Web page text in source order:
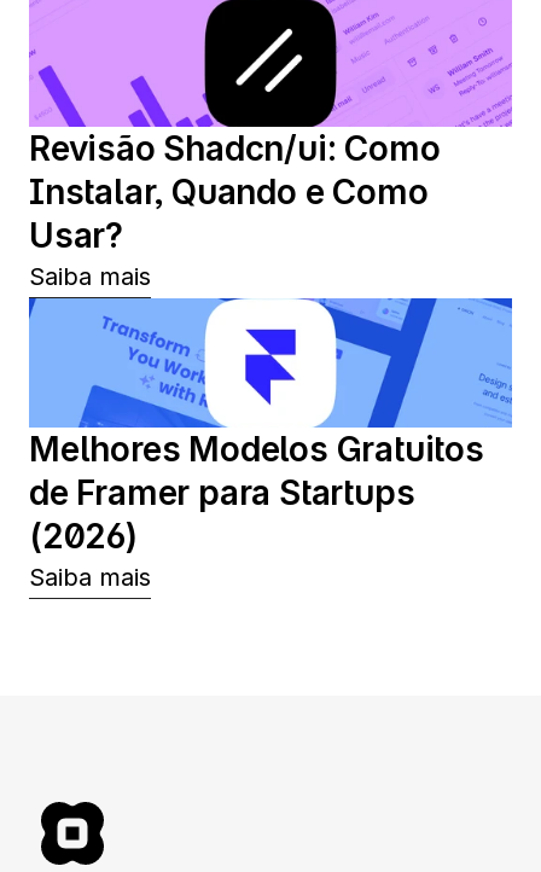
Revisão Shadcn/ui: Como
Instalar, Quando e Como
Usar?
Saiba mais
Melhores Modelos Gratuitos
de Framer para Startups
(2026)
Saiba mais